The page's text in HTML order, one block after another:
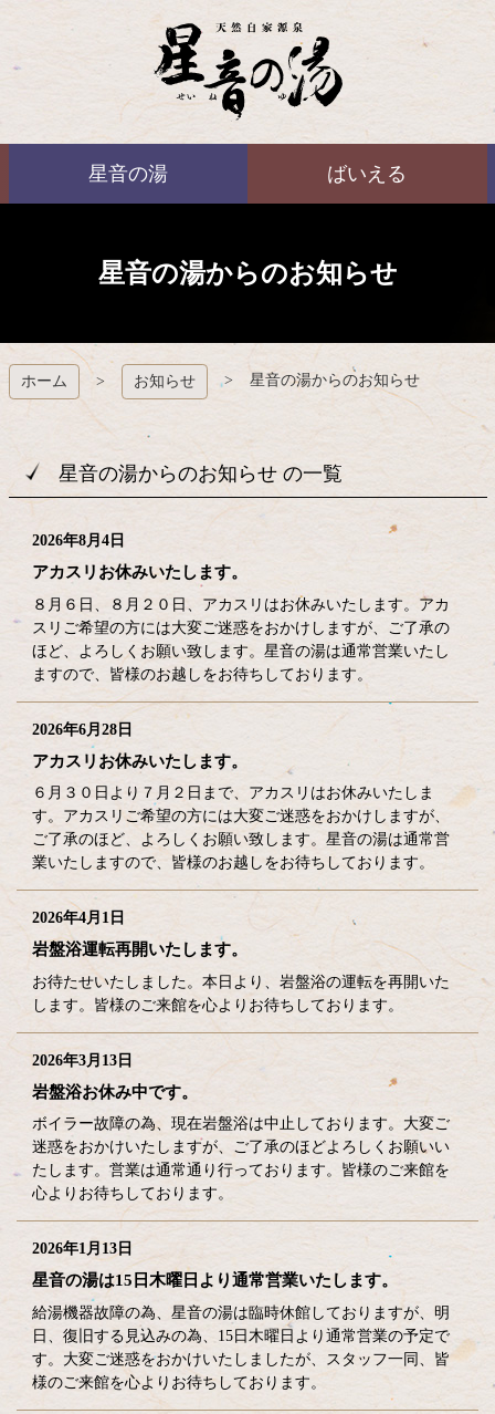
ばいえる
星音の湯 ばいえる
星音の湯からのお知らせ
ホーム お知らせ 星音の湯からのお知らせ
星音の湯からのお知らせ の一覧
2026年8月4日
アカスリお休みいたします。
８月６日、８月２０日、アカスリはお休みいたします。アカ
スリご希望の方には大変ご迷惑をおかけしますが、ご了承の
ほど、よろしくお願い致します。星音の湯は通常営業いたし
ますので、皆様のお越しをお待ちしております。
2026年6月28日
アカスリお休みいたします。
６月３０日より７月２日まで、アカスリはお休みいたしま
す。アカスリご希望の方には大変ご迷惑をおかけしますが、
ご了承のほど、よろしくお願い致します。星音の湯は通常営
業いたしますので、皆様のお越しをお待ちしております。
2026年4月1日
岩盤浴運転再開いたします。
お待たせいたしました。本日より、岩盤浴の運転を再開いた
します。皆様のご来館を心よりお待ちしております。
2026年3月13日
岩盤浴お休み中です。
ボイラー故障の為、現在岩盤浴は中止しております。大変ご
迷惑をおかけいたしますが、ご了承のほどよろしくお願いい
たします。営業は通常通り行っております。皆様のご来館を
心よりお待ちしております。
2026年1月13日
星音の湯は15日木曜日より通常営業いたします。
給湯機器故障の為、星音の湯は臨時休館しておりますが、明
日、復旧する見込みの為、15日木曜日より通常営業の予定で
す。大変ご迷惑をおかけいたしましたが、スタッフ一同、皆
様のご来館を心よりお待ちしております。